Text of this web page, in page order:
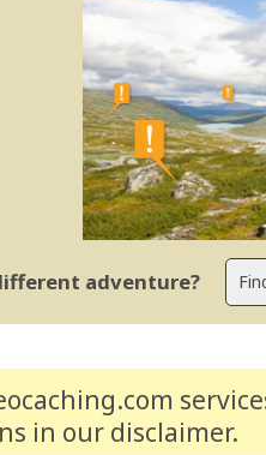
adventure?
in our disclaimer.